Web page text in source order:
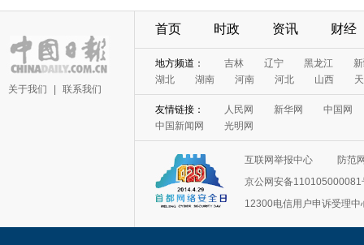
关于我们 联系我们
首页 时政 资讯 财经
地方频道： 吉林 辽宁 黑龙江
湖北
湖南 河南 河北 山西
友情链接： 人民网 新华网
中国网
中国新闻网
光明网
互联网举报中心
防范
京公网安备110105000081
12300电信用户申诉受理中